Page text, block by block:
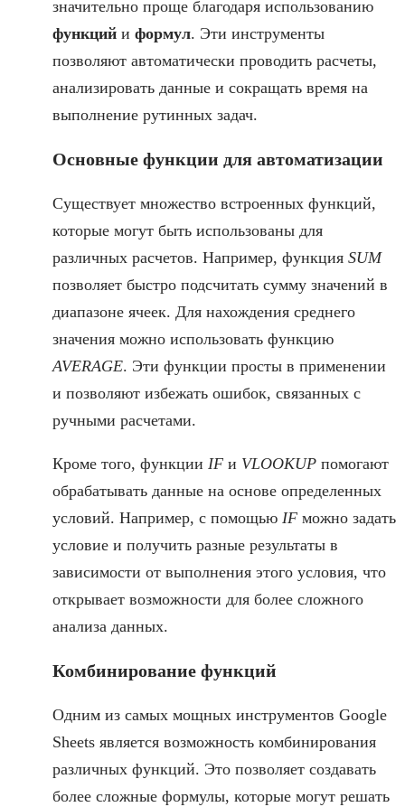
значительно проще благодаря использованию
функций и формул. Эти инструменты
позволяют автоматически проводить расчеты,
анализировать данные и сокращать время на
выполнение рутинных задач.
Основные функции для автоматизации
Существует множество встроенных функций,
которые могут быть использованы для
различных расчетов. Например, функция SUM
позволяет быстро подсчитать сумму значений в
диапазоне ячеек. Для нахождения среднего
значения можно использовать функцию
AVERAGE. Эти функции просты в применении
и позволяют избежать ошибок, связанных с
ручными расчетами.
Кроме того, функции IF и VLOOKUP помогают
обрабатывать данные на основе определенных
условий. Например, с помощью IF можно задать
условие и получить разные результаты в
зависимости от выполнения этого условия, что
открывает возможности для более сложного
анализа данных.
Комбинирование функций
Одним из самых мощных инструментов Google
Sheets является возможность комбинирования
различных функций. Это позволяет создавать
более сложные формулы, которые могут решать